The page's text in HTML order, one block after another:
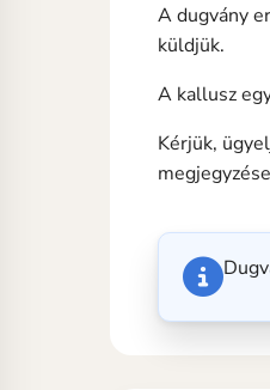
A dugvány
küldjük.
A kallusz
Kérjük,